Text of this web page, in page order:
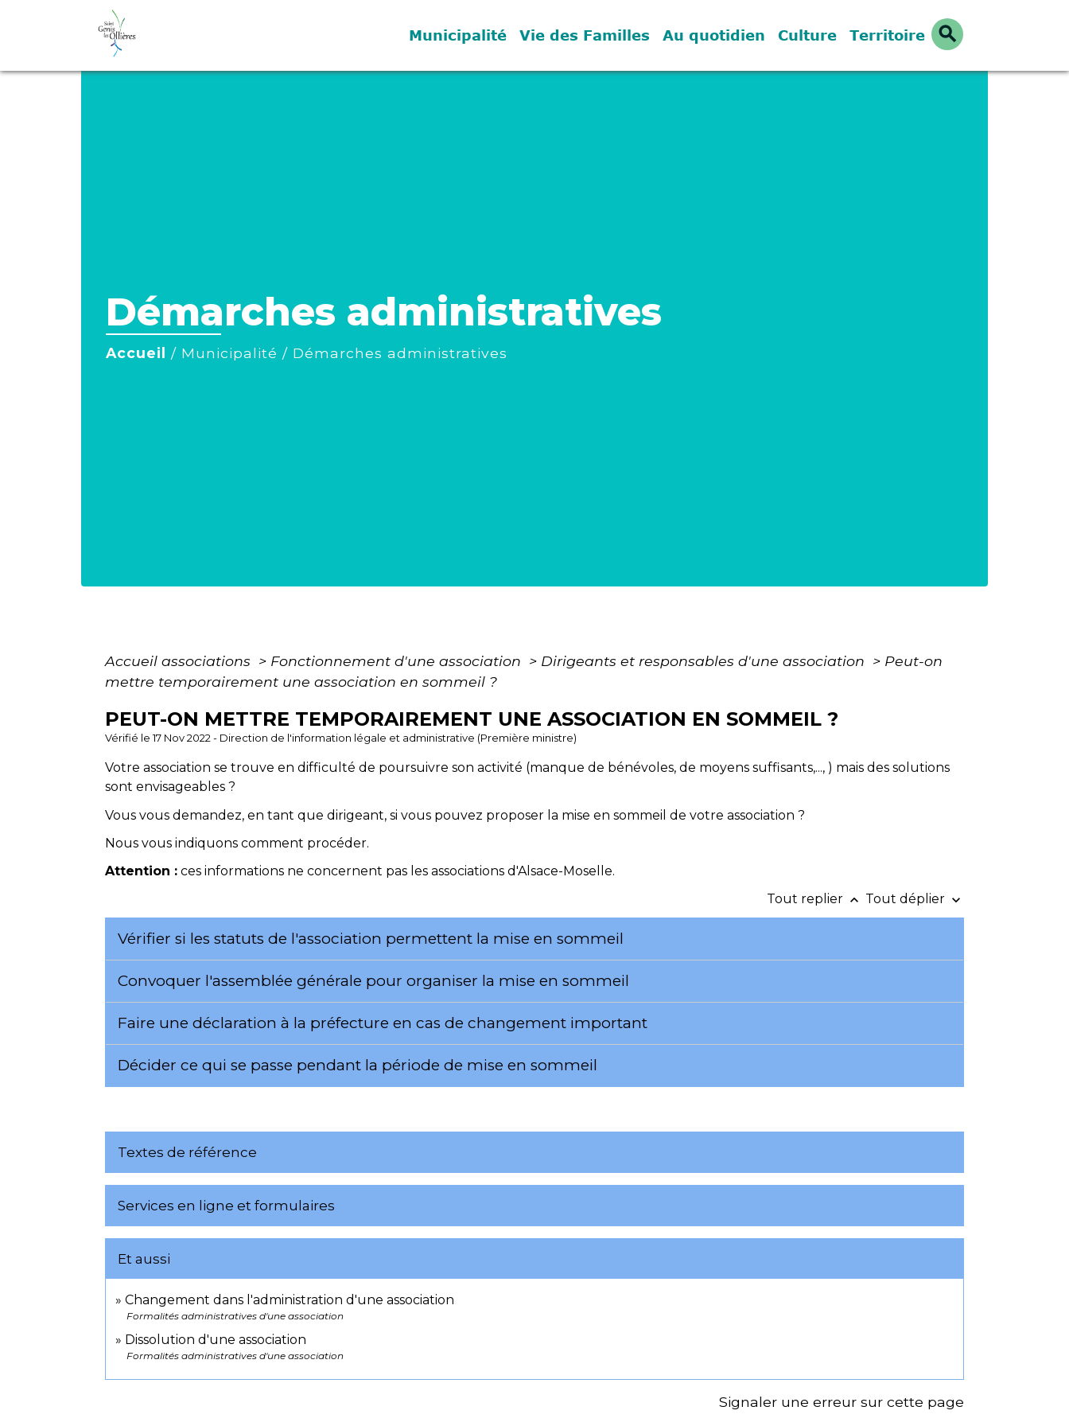
Municipalité Vie des Familles Au quotidien Culture Territoire search
Démarches administratives
Accueil / Municipalité / Démarches administratives
Accueil associations > Fonctionnement d'une association > Dirigeants et responsables d'une association > Peut-on
mettre temporairement une association en sommeil ?
PEUT-ON METTRE TEMPORAIREMENT UNE ASSOCIATION EN SOMMEIL ?
Vérifié le 17 Nov 2022 - Direction de l'information légale et administrative (Première ministre)
Votre association se trouve en difficulté de poursuivre son activité (manque de bénévoles, de moyens suffisants,..., ) mais des solutions
sont envisageables ?
Vous vous demandez, en tant que dirigeant, si vous pouvez proposer la mise en sommeil de votre association ?
Nous vous indiquons comment procéder.
Attention : ces informations ne concernent pas les associations d'Alsace-Moselle.
Tout replier keyboard_arrow_up Tout déplier keyboard_arrow_down
Vérifier si les statuts de l'association permettent la mise en sommeil
Convoquer l'assemblée générale pour organiser la mise en sommeil
Faire une déclaration à la préfecture en cas de changement important
Décider ce qui se passe pendant la période de mise en sommeil
Textes de référence
Services en ligne et formulaires
Et aussi
Changement dans l'administration d'une association
Formalités administratives d'une association
Dissolution d'une association
Formalités administratives d'une association
Signaler une erreur sur cette page